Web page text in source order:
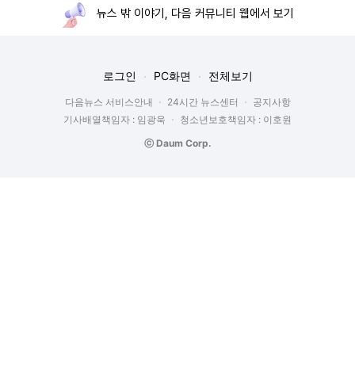
뉴스 밖 이야기, 다음 커뮤니티 웹에서 보기
로그인 PC화면 전체보기
다음뉴스 서비스안내 24시간 뉴스센터
공지사항
기사배열책임자 : 임광욱
청소년보호책임자 : 이호원
ⓒ Daum Corp.